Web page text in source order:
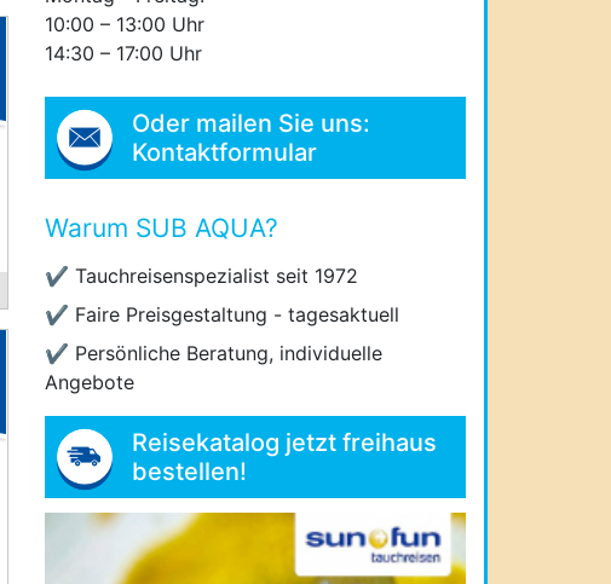
10:00 – 13:00 Uhr
14:30 – 17:00 Uhr
Oder mailen Sie uns:
Kontaktformular
Warum SUB AQUA?
✔ Tauchreisenspezialist seit 1972
✔ Faire Preisgestaltung - tagesaktuell
✔ Persönliche Beratung, individuelle
Angebote
Reisekatalog jetzt freihaus
bestellen!